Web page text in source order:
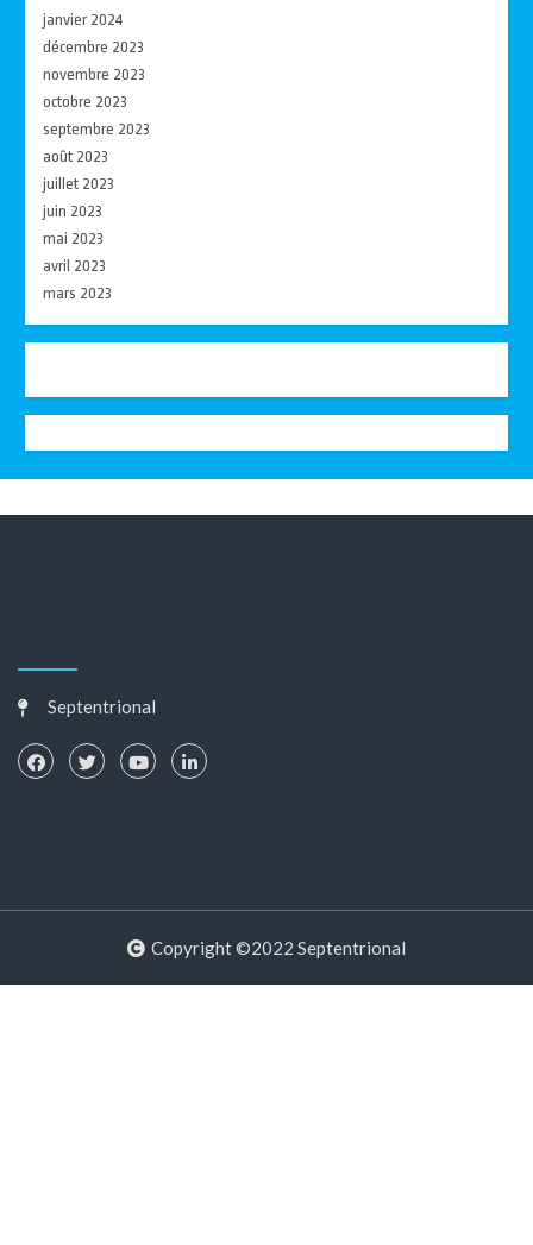
janvier 2024
décembre 2023
novembre 2023
octobre 2023
septembre 2023
août 2023
juillet 2023
juin 2023
mai 2023
avril 2023
mars 2023
Septentrional
Copyright ©2022 Septentrional